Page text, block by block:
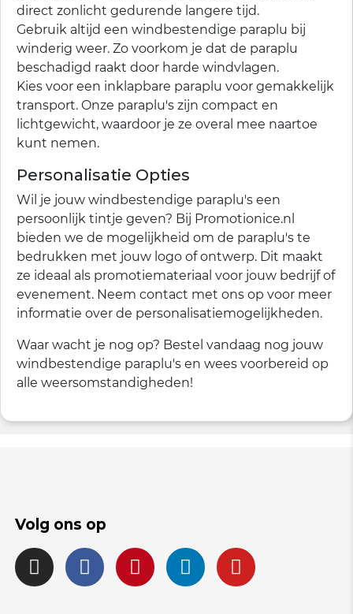
direct zonlicht gedurende langere tijd.
Gebruik altijd een windbestendige paraplu bij
winderig weer. Zo voorkom je dat de paraplu
beschadigd raakt door harde windvlagen.
Kies voor een inklapbare paraplu voor gemakkelijk
transport. Onze paraplu's zijn compact en
lichtgewicht, waardoor je ze overal mee naartoe
kunt nemen.
Personalisatie Opties
Wil je jouw windbestendige paraplu's een
persoonlijk tintje geven? Bij Promotionice.nl
bieden we de mogelijkheid om de paraplu's te
bedrukken met jouw logo of ontwerp. Dit maakt
ze ideaal als promotiemateriaal voor jouw bedrijf of
evenement. Neem contact met ons op voor meer
informatie over de personalisatiemogelijkheden.
Waar wacht je nog op? Bestel vandaag nog jouw
windbestendige paraplu's en wees voorbereid op
alle weersomstandigheden!
Volg ons op